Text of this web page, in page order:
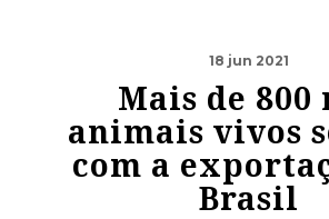
18 jun 2021
Mais de 800
animais vivos
com a
Brasil